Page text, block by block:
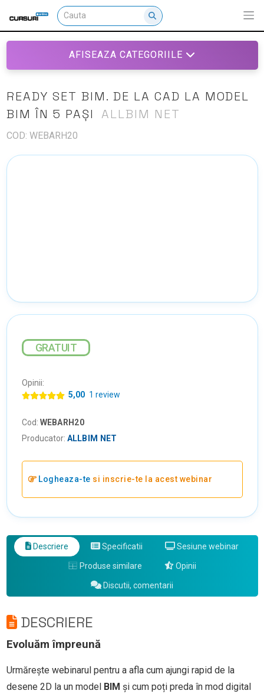
AFISEAZA CATEGORIILE
READY SET BIM. DE LA CAD LA MODEL
BIM ÎN 5 PAȘI
ALLBIM NET
COD: WEBARH20
GRATUIT
Opinii:
5,00 1 review
Cod: WEBARH20
Producator: ALLBIM NET
Logheaza-te si inscrie-te la acest webinar
Descriere Specificatii Sesiune webinar
Produse similare Opinii
Discutii, comentarii
DESCRIERE
Evoluăm împreună
Urmărește webinarul pentru a afla cum ajungi rapidde la
desene 2D la un model BIM și cum poți preda în mod digital